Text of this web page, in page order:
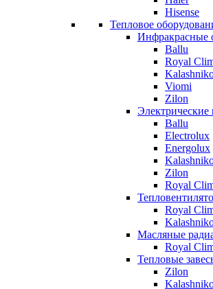
Hisense
Тепловое
Инфракрасные
Ballu
Royal
Viomi
Zilon
Электрические
Ballu
Electrolux
Energolux
Zilon
Royal
Royal
Масляные
Royal
Тепловые
Zilon